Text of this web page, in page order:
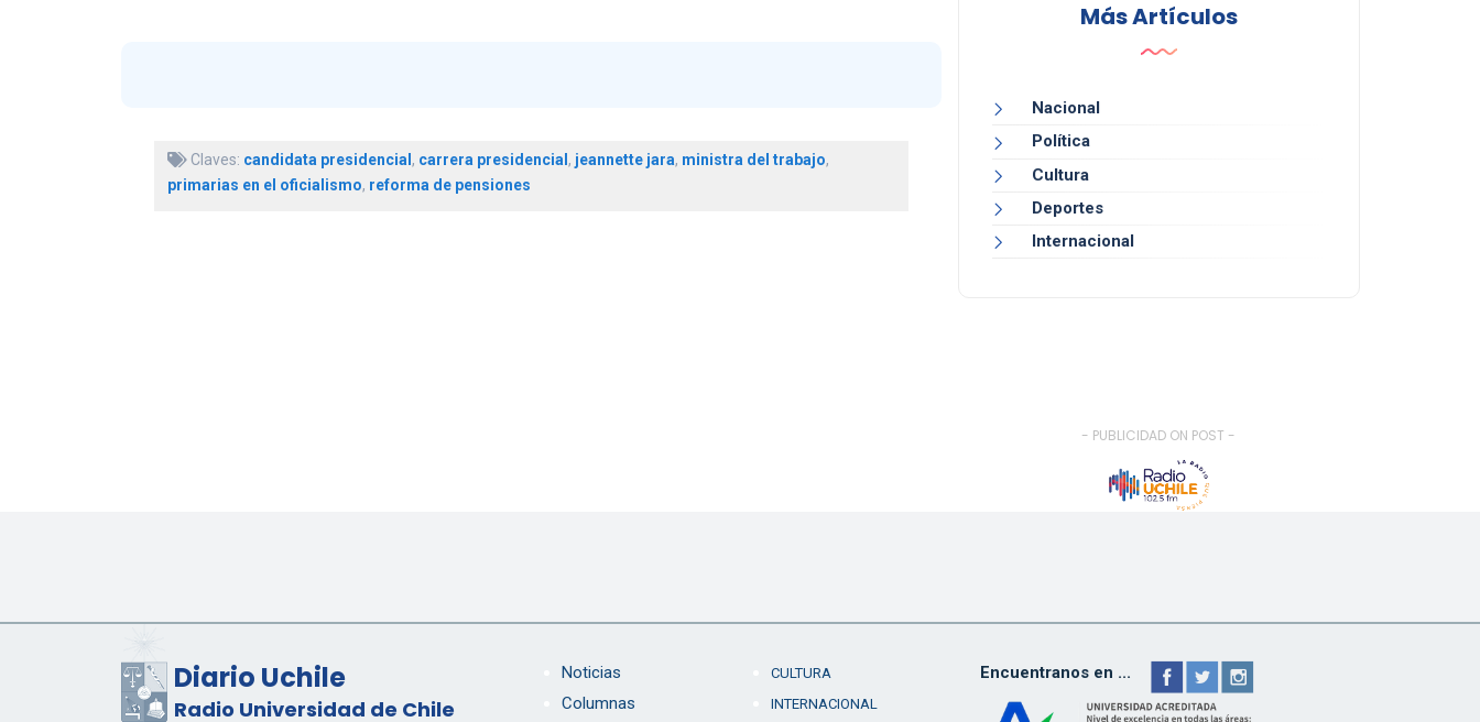
Claves: candidata presidencial , carrera presidencial , jeannette jara, ministra del trabajo,
primarias en el oficialismo, reforma de pensiones
Más Artículos
Nacional
Política
Cultura
Deportes
Internacional
- PUBLICIDAD ON POST -
Diario Uchile
Radio Universidad de Chile
Noticias
Columnas
CULTURA
INTERNACIONAL
Encuentranos en ...